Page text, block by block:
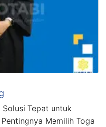
Solusi Tepat untuk
Memilih Toga